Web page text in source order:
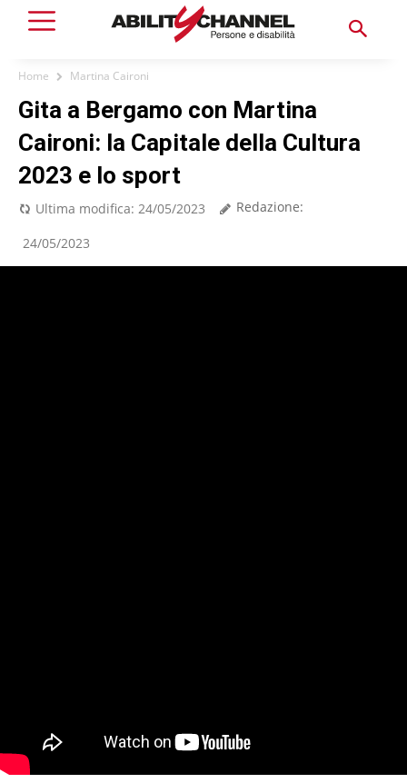
Home Martina Caironi
Gita a Bergamo con Martina
Caironi: la Capitale della Cultura
2023 e lo sport
Ultima modifica: 24/05/2023 Redazione:
24/05/2023